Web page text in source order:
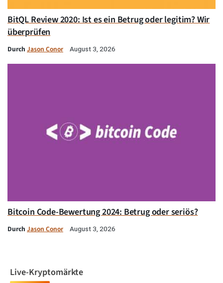
BitQL Review 2020: Ist es ein Betrug oder legitim? Wir
überprüfen
Durch Jason Conor August 3, 2026
Bitcoin Code-Bewertung 2024: Betrug oder seriös?
Durch Jason Conor August 3, 2026
Live-Kryptomärkte